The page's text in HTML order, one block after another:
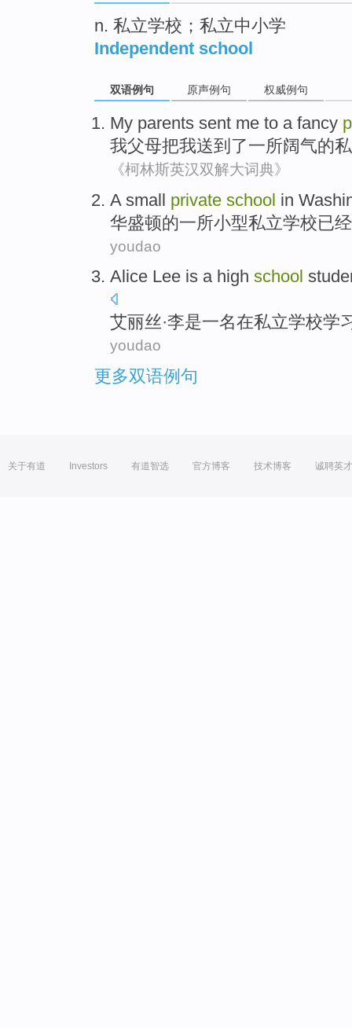
n. 私立学校；私立中小学
Independent school
双语例句 原声例句 权威例句
My parents sent me to a fancy
我父母把我送到 了一所阔气的
《柯林斯英汉双解大词典》
A small private school in
华盛顿的一所小型私立学校已经
youdao
Alice Lee is a high school
艾丽丝·李是一名在私立学校学
youdao
更多双语例句
关于有道 Investors 有道智选 官方博客 技术博客 诚聘英才